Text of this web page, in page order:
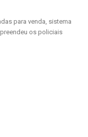
para venda, sistema
os policiais